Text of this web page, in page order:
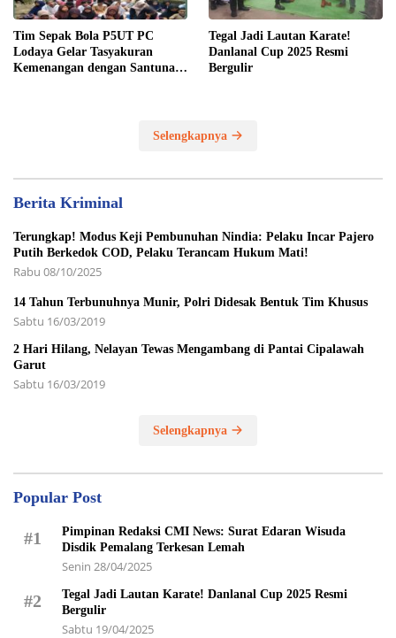
Tim Sepak Bola P5UT PC
Lodaya Gelar Tasyakuran
Kemenangan dengan Santunan
Tegal Jadi Lautan Karate!
Danlanal Cup 2025 Resmi
Bergulir
Selengkapnya
Berita Kriminal
Terungkap! Modus Keji Pembunuhan Nindia: Pelaku Incar Pajero
Putih Berkedok COD, Pelaku Terancam Hukum Mati!
Rabu 08/10/2025
14 Tahun Terbunuhnya Munir, Polri Didesak Bentuk Tim Khusus
Sabtu 16/03/2019
2 Hari Hilang, Nelayan Tewas Mengambang di Pantai Cipalawah
Garut
Sabtu 16/03/2019
Selengkapnya
Popular Post
#1
Pimpinan Redaksi CMI News: Surat Edaran Wisuda
Disdik Pemalang Terkesan Lemah
Senin 28/04/2025
#2
Tegal Jadi Lautan Karate! Danlanal Cup 2025 Resmi
Bergulir
Sabtu 19/04/2025